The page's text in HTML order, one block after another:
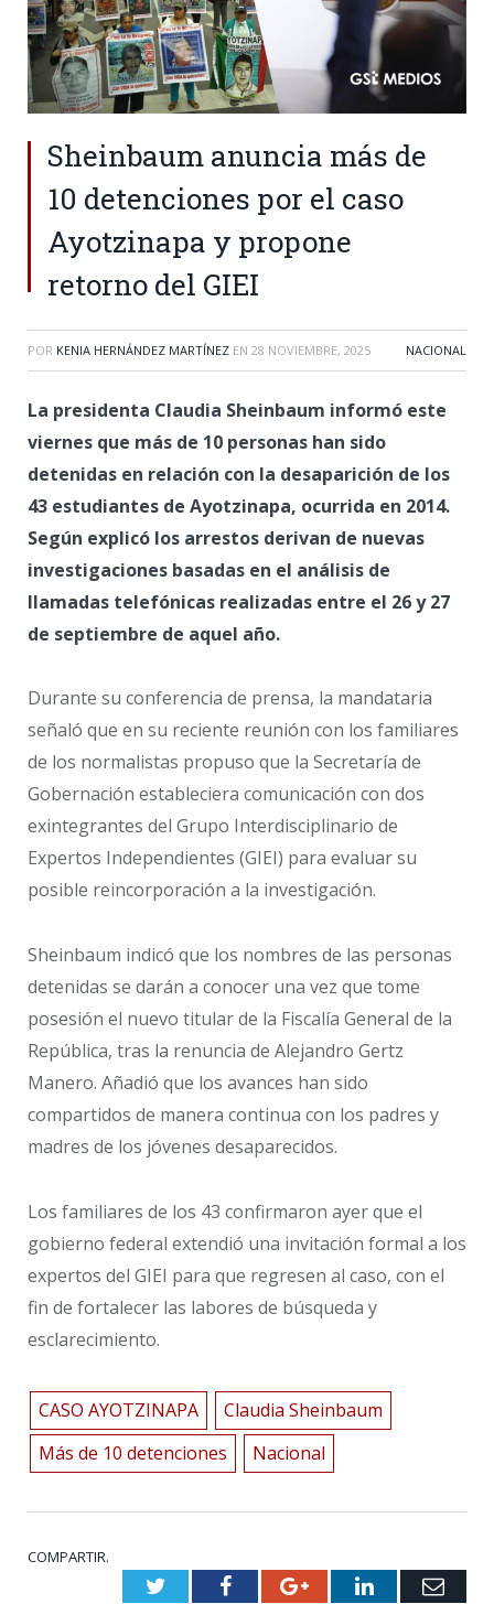
Sheinbaum anuncia más de
10 detenciones por el caso
Ayotzinapa y propone
retorno del GIEI
POR KENIA HERNÁNDEZ MARTÍNEZ EN 28 NOVIEMBRE, 2025 NACIONAL
La presidenta Claudia Sheinbaum informó este
viernes que más de 10 personas han sido
detenidas en relación con la desaparición de los
43 estudiantes de Ayotzinapa, ocurrida en 2014.
Según explicó los arrestos derivan de nuevas
investigaciones basadas en el análisis de
llamadas telefónicas realizadas entre el 26 y 27
de septiembre de aquel año.
Durante su conferencia de prensa, la mandataria
señaló que en su reciente reunión con los familiares
de los normalistas propuso que la Secretaría de
Gobernación estableciera comunicación con dos
exintegrantes del Grupo Interdisciplinario de
Expertos Independientes (GIEI) para evaluar su
posible reincorporación a la investigación.
Sheinbaum indicó que los nombres de las personas
detenidas se darán a conocer una vez que tome
posesión el nuevo titular de la Fiscalía General de la
República, tras la renuncia de Alejandro Gertz
Manero. Añadió que los avances han sido
compartidos de manera continua con los padres y
madres de los jóvenes desaparecidos.
Los familiares de los 43 confirmaron ayer que el
gobierno federal extendió una invitación formal a los
expertos del GIEI para que regresen al caso, con el
fin de fortalecer las labores de búsqueda y
esclarecimiento.
CASO AYOTZINAPA
Claudia Sheinbaum
Más de 10 detenciones
Nacional
COMPARTIR.
TwitterFacebookGoogle+LinkedIn